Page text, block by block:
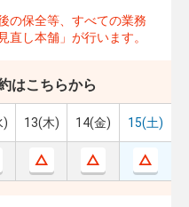
の保全等、すべての業務
直し本舗」が行います。
はこちらから
) 13(木) 14(金) 15(土)